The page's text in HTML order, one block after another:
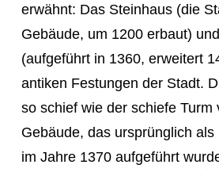
erwähnt: Das Steinhaus (die
Gebäude, um 1200 erbaut)
(aufgeführt in 1360, erweitert
antiken Festungen der Stadt.
so schief wie der schiefe Turm
Gebäude, das ursprünglich
im Jahre 1370 aufgeführt